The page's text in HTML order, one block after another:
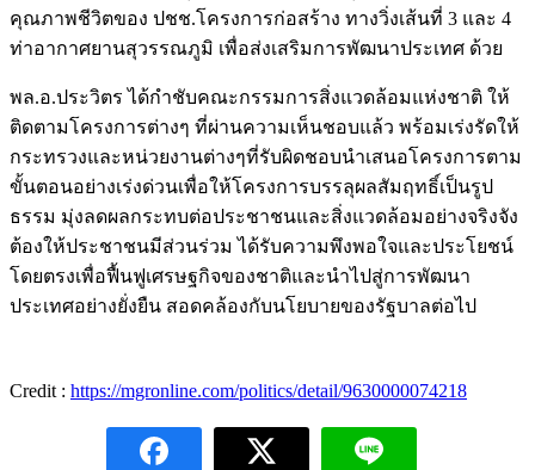
คุณภาพชีวิตของ ปชช.โครงการก่อสร้าง ทางวิ่งเส้นที่ 3 และ 4
ท่าอากาศยานสุวรรณภูมิ เพื่อส่งเสริมการพัฒนาประเทศ ด้วย
พล.อ.ประวิตร ได้กำชับคณะกรรมการสิ่งแวดล้อมแห่งชาติ ให้
ติดตามโครงการต่างๆ ที่ผ่านความเห็นชอบแล้ว พร้อมเร่งรัดให้
กระทรวงและหน่วยงานต่างๆที่รับผิดชอบนำเสนอโครงการตาม
ขั้นตอนอย่างเร่งด่วนเพื่อให้โครงการบรรลุผลสัมฤทธิ์เป็นรูป
ธรรม มุ่งลดผลกระทบต่อประชาชนและสิ่งแวดล้อมอย่างจริงจัง
ต้องให้ประชาชนมีส่วนร่วม ได้รับความพึงพอใจและประโยชน์
โดยตรงเพื่อฟื้นฟูเศรษฐกิจของชาติและนำไปสู่การพัฒนา
ประเทศอย่างยั่งยืน สอดคล้องกับนโยบายของรัฐบาลต่อไป
Credit : https://mgronline.com/politics/detail/9630000074218